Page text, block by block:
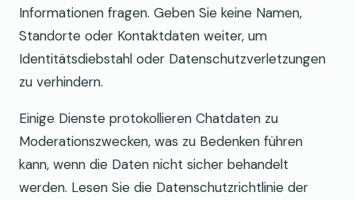
Informationen fragen. Geben Sie keine Namen,
Standorte oder Kontaktdaten weiter, um
Identitätsdiebstahl oder Datenschutzverletzungen
zu verhindern.
Einige Dienste protokollieren Chatdaten zu
Moderationszwecken, was zu Bedenken führen
kann, wenn die Daten nicht sicher behandelt
werden. Lesen Sie die Datenschutzrichtlinie der